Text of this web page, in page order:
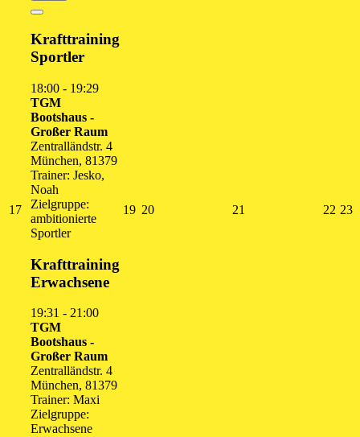
1717.
August
2026
AugustVeranstaltungen)
Close
Krafttraining
Sportler
18:00 - 19:29
TGM
Bootshaus -
Großer Raum
Zentralländstr. 4
München, 81379
Trainer: Jesko,
Noah
Zielgruppe:
ambitionierte
Sportler
Krafttraining
Erwachsene
19:31 - 21:00
TGM
Bootshaus -
Großer Raum
Zentralländstr. 4
München, 81379
Trainer: Maxi
Zielgruppe:
Erwachsene
1919.
2020.
21 22 22.
23